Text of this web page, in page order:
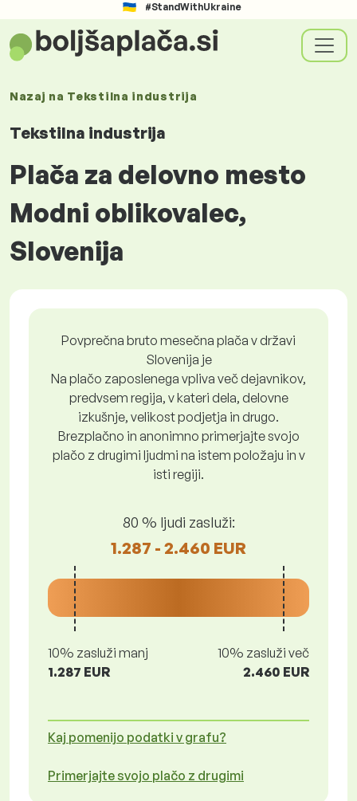
#StandWithUkraine
Nazaj na Tekstilna industrija
Tekstilna industrija
Plača za delovno mesto
Modni oblikovalec,
Slovenija
Povprečna bruto mesečna plača v državi
Slovenija je
Na plačo zaposlenega vpliva več dejavnikov,
predvsem regija, v kateri dela, delovne
izkušnje, velikost podjetja in drugo.
Brezplačno in anonimno primerjajte svojo
plačo z drugimi ljudmi na istem položaju in v
isti regiji.
80 % ljudi zasluži:
1.287 - 2.460 EUR
10% zasluži manj
1.287 EUR
10% zasluži več
2.460 EUR
Kaj pomenijo podatki v grafu?
Primerjajte svojo plačo z drugimi